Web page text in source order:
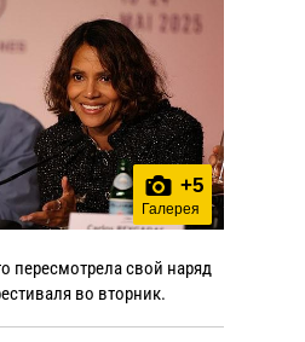
+5
Галерея
пересмотрела свой наряд
во вторник.